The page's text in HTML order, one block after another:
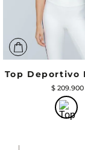
Top Deportivo
$ 209.900